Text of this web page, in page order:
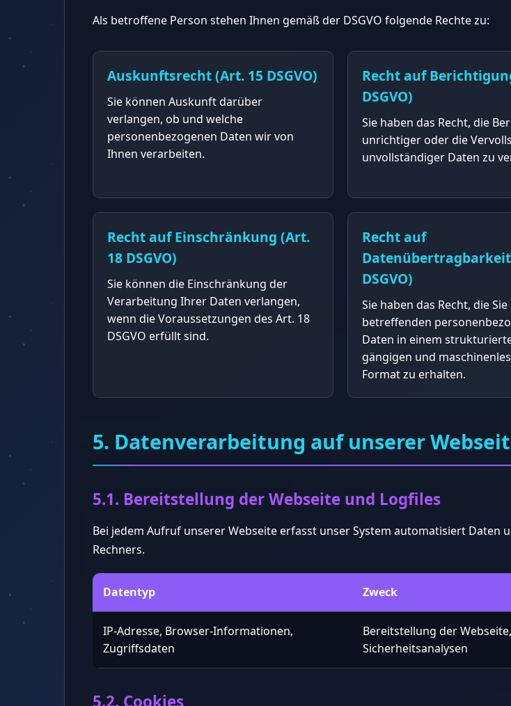
Als betroffene Person stehen Ihnen gemäß der DSGVO folgende Rechte zu:
Auskunftsrecht (Art. 15 DSGVO)
Sie können Auskunft darüber
verlangen, ob und welche
personenbezogenen Daten wir von
Ihnen verarbeiten.
Recht auf
DSGVO)
Sie haben das Recht, die
unrichtiger oder die
unvollständiger Daten zu
Recht auf Einschränkung (Art.
18 DSGVO)
Sie können die Einschränkung der
Verarbeitung Ihrer Daten verlangen,
wenn die Voraussetzungen des Art. 18
DSGVO erfüllt sind.
Recht auf
DSGVO)
Sie haben das Recht, die Sie
betreffenden
Daten in einem
gängigen und
Format zu erhalten.
5. Datenverarbeitung auf unserer
5.1. Bereitstellung der Webseite und Logfiles
Bei jedem Aufruf unserer Webseite erfasst unser System automatisiert
Rechners.
Datentyp Zweck
IP-Adresse, Browser-Informationen,
Zugriffsdaten
Bereitstellung der Webseite,
Sicherheitsanalysen
5.2. Cookies